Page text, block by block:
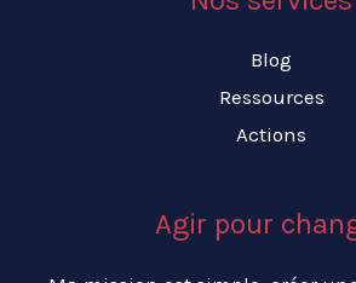
Blog
Ressources
Actions
Agir pour